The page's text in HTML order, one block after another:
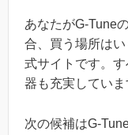
あなたがG-Tune
合、買う場所は
式サイトです。
器も充実していま
次の候補はG-